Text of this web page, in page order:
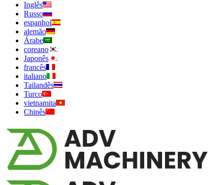
Inglês
Russo
espanhol
alemão
Árabe
coreano
Japonês
francês
italiano
Tailandês
Turco
vietnamita
Chinês